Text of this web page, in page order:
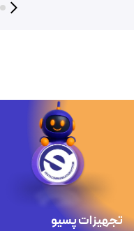
تجهیزات پسیو